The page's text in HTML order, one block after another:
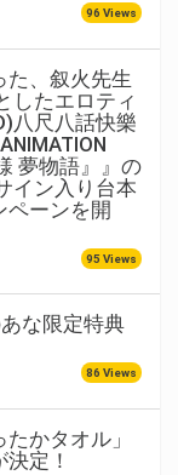
96 Views
た、叙火先生
したエロティ
八尺八話快樂
夢物語』』の
イン入り台本
ペーンを開
95 Views
な限定特典
86 Views
かタオル」
定！